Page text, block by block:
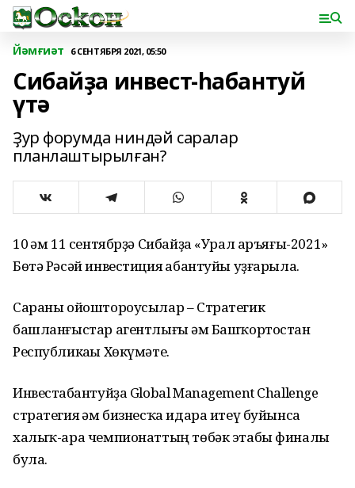
Йәмғиәт 6 СЕНТЯБРЯ 2021, 05:50
Сибайҙа инвест-һабантуй
үтә
Ҙур форумда ниндәй саралар
планлаштырылған?
10 һәм 11 сентябрҙә Сибайҙа «Урал аръяғы-2021»
Бөтә Рәсәй инвестиция һабантуйы уҙғарыла.
Сараны ойоштороусылар – Стратегик
башланғыстар агентлығы һәм Башҡортостан
Республикаһы Хөкүмәте.
Инвестһабантуйҙа Global Management Challenge
стратегия һәм бизнесҡа идара итеү буйынса
халыҡ-ара чемпионаттың төбәк этабы финалы
була.